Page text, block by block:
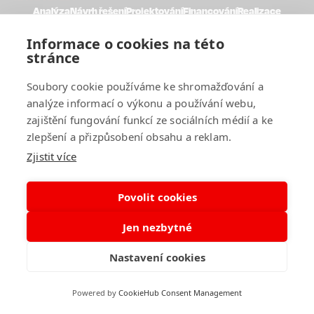
Informace o cookies na této
stránce
Soubory cookie používáme ke shromažďování a
analýze informací o výkonu a používání webu,
zajištění fungování funkcí ze sociálních médií a ke
zlepšení a přizpůsobení obsahu a reklam.
Zjistit více
Povolit cookies
Jen nezbytné
Nastavení cookies
Powered by CookieHub Consent Management
AnalýzaNávrh řešeníProjektováníFinancováníRealizace
ENBRA ENERGETIKA
Made with LESENSKY.CZ